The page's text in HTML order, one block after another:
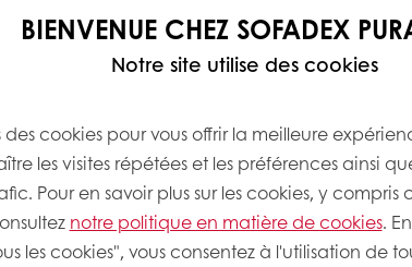
au frais, puis
pour une
en matière de santé et
ou encore bases
une saveur très
Brownie,Goûter
Gâteau décoré
Ingrédients,
non défini
BIENVENUE CHEZ SOFADEX
Notre site utilise des cookies
des cookies pour vous offrir la meilleure
les visites répétées et les préférences ainsi
Pour en savoir plus sur les cookies, y compris
notre politique en matière de cookies.
les cookies", vous consentez à l'utilisation de